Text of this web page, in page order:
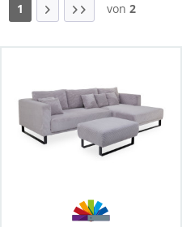
1 von 2